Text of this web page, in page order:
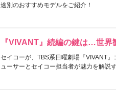
途別のおすすめモデルをご紹介！
『VIVANT』続編の鍵は…世界
セイコーが、TBS系日曜劇場『VIVANT
ューサーとセイコー担当者が魅力を解説す